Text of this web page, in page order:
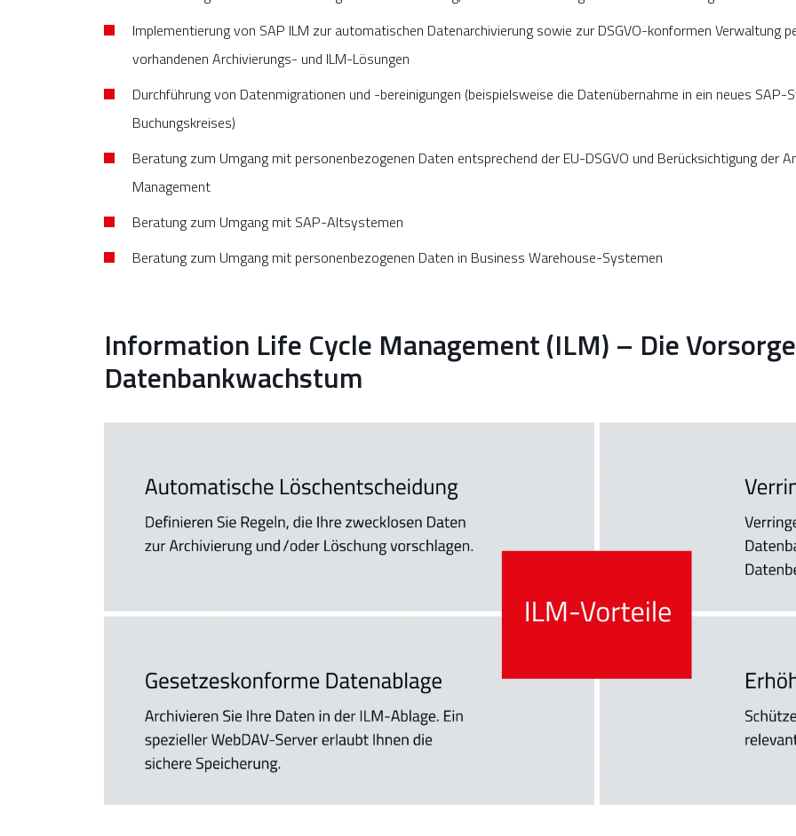
Implementierung von SAP ILM zur automatischen Datenarchivierung sowie zur DSGVO-konformen Verwaltung
vorhandenen Archivierungs- und ILM-Lösungen
Durchführung von Datenmigrationen und -bereinigungen (beispielsweise die Datenübernahme in ein neues
Buchungskreises)
Beratung zum Umgang mit personenbezogenen Daten entsprechend der EU-DSGVO und Berücksichtigung der
Management
Beratung zum Umgang mit SAP-Altsystemen
Beratung zum Umgang mit personenbezogenen Daten in Business Warehouse-Systemen
Information Life Cycle Management (ILM) – Die
Datenbankwachstum